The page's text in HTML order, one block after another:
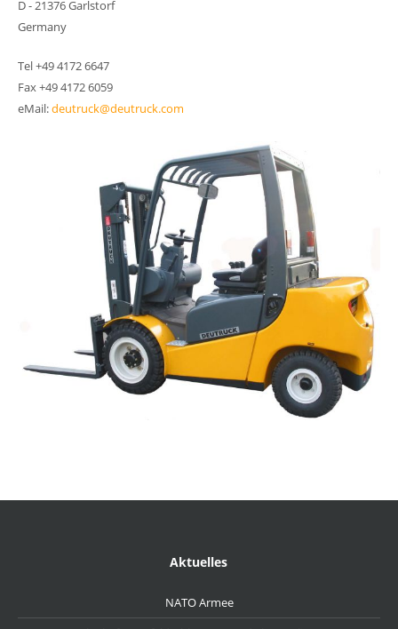
D - 21376 Garlstorf
Germany
Tel +49 4172 6647
Fax +49 4172 6059
eMail:deutruck@deutruck.com
Aktuelles
NATO Armee